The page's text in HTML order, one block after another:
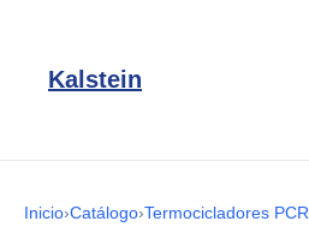
Kalstein
Inicio›Catálogo›Termocicladores PCR